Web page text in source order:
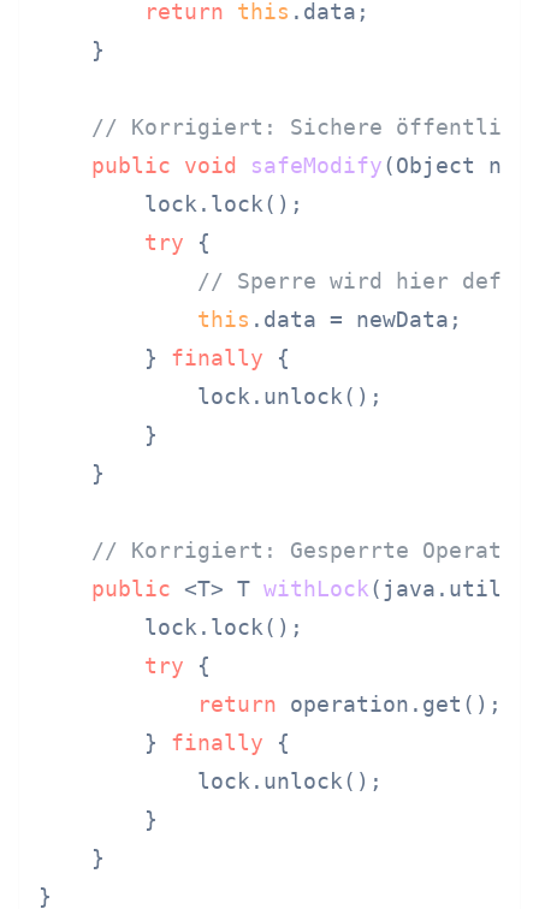
return
this .data;
    }
// Korrigiert: Sichere öffentliche
public
void safeModify(Object
        lock.lock();
try {
// Sperre wird hier
this .data = newData;
        }
finally {
            lock.unlock();
        }
    }
// Korrigiert: Gesperrte
public <T> T withLock
        lock.lock();
try {
return operation.get();
        }
finally {
            lock.unlock();
        }
    }
}